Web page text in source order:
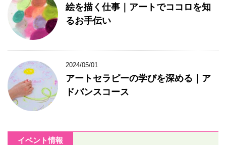
絵を描く仕事｜アートでココロを知
るお手伝い
2024/05/01
アートセラピーの学びを深める｜ア
ドバンスコース
イベント情報